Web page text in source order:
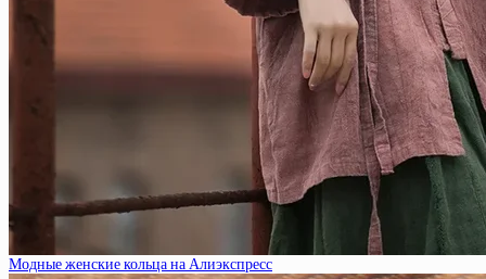
Модные женские кольца на Алиэкспресс